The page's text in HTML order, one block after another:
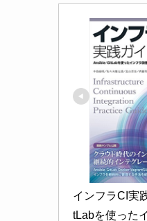
インフラCI実
tLabを使った